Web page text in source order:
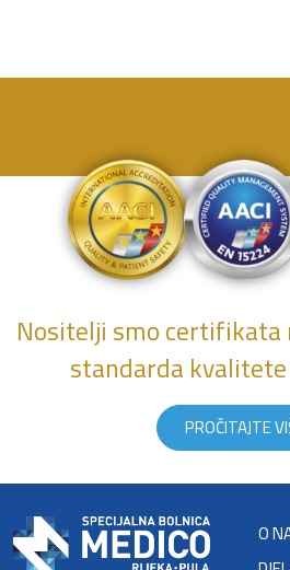
Nositelji smo
standarda
PROČITAJTE
O